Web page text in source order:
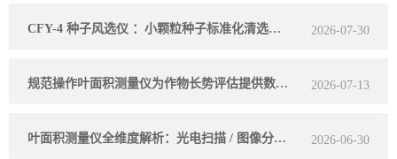
CFY-4 种子风选仪 ：小颗粒种子标准化清选专用设备 2026-07-30
规范操作叶面积测量仪为作物长势评估提供数据支撑 2026-07-13
叶面积测量仪全维度解析：光电扫描 / 图像分析工作原理、分场景采购选型指南 2026-06-30